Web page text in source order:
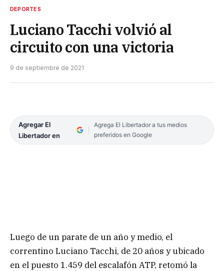
DEPORTES
Luciano Tacchi volvió al
circuito con una victoria
9 de septiembre de 2021
Agregar El
Libertador en
Agrega El Libertador a tus medios
preferidos en Google
Luego de un parate de un año y medio, el
correntino Luciano Tacchi, de 20 años y ubicado
en el puesto 1.459 del escalafón ATP, retomó la